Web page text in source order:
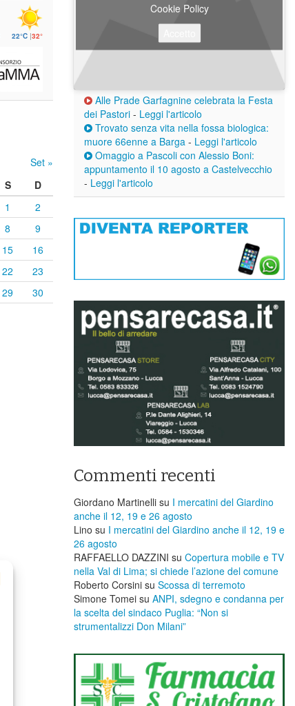
22°C |32°C
Set »
S
D
1
2
8
9
15
16
22
23
29
30
Cookie Policy
Alle Prade Garfagnine celebrata la Festa
dei Pastori - Leggi l'articolo
Trovato senza vita nella fossa biologica:
muore 66enne a Barga - Leggi l'articolo
Omaggio a Pascoli con Alessio Boni:
appuntamento il 10 agosto a Castelvecchio
- Leggi l'articolo
Commenti recenti
Giordano Martinelli su I mercatini del Giardino
anche il 12, 19 e 26 agosto
Lino su I mercatini del Giardino anche il 12, 19 e
26 agosto
RAFFAELLO DAZZINI su ​Copertura mobile e TV
nella Val di Lima; si chiede l’azione del comune
Roberto Corsini su Scossa di terremoto
Simone Tomei su ANPI, sdegno e condanna per
la scelta del sindaco Puglia: “Non si
strumentalizzi Don Milani”